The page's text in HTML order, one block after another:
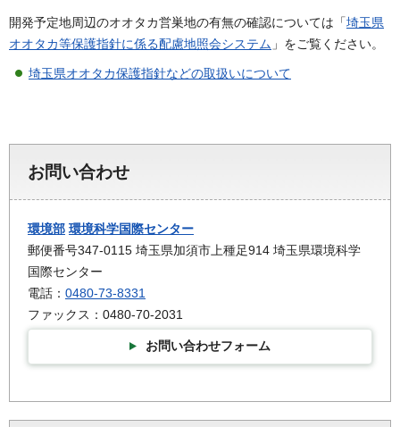
開発予定地周辺のオオタカ営巣地の有無の確認については「埼玉県
オオタカ等保護指針に係る配慮地照会システム 」をご覧ください。
埼玉県オオタカ保護指針などの取扱いについて
お問い合わせ
環境部 環境科学国際センター
郵便番号347-0115 埼玉県加須市上種足914 埼玉県環境科学
国際センター
電話： 0480-73-8331
ファックス：0480-70-2031
お問い合わせフォーム